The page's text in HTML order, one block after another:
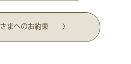
まへのお約束 〉